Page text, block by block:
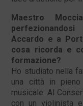
Maestro
Accardo e a
cosa ricorda e
formazione?
Ho studiato nella
una città in pieno
musicale. Al
con un violinista